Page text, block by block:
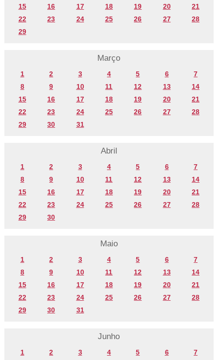
15
16 17 18 19 20
21
22
23 24 25 26 27
28
29
Março
1 2 3 4 5 6
7
8
9 10 11 12 13
14
15
16 17 18 19 20
21
22
23 24 25 26 27
28
29
30 31
Abril
1 2 3 4 5 6
7
8
9 10 11 12 13
14
15
16 17 18 19 20
21
22
23 24 25 26 27
28
29
30
Maio
1 2 3 4 5 6
7
8
9 10 11 12 13
14
15
16 17 18 19 20
21
22
23 24 25 26 27
28
29
30 31
Junho
1 2 3 4 5 6
7